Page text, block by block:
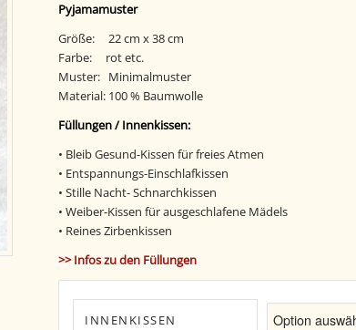
Pyjamamuster
Größe: 22 cm x 38 cm
Farbe: rot etc.
Muster: Minimalmuster
Material: 100 % Baumwolle
Füllungen / Innenkissen:
• Bleib Gesund-Kissen für freies Atmen
• Entspannungs-Einschlafkissen
• Stille Nacht- Schnarchkissen
• Weiber-Kissen für ausgeschlafene Mädels
• Reines Zirbenkissen
>> Infos zu den Füllungen
INNENKISSEN